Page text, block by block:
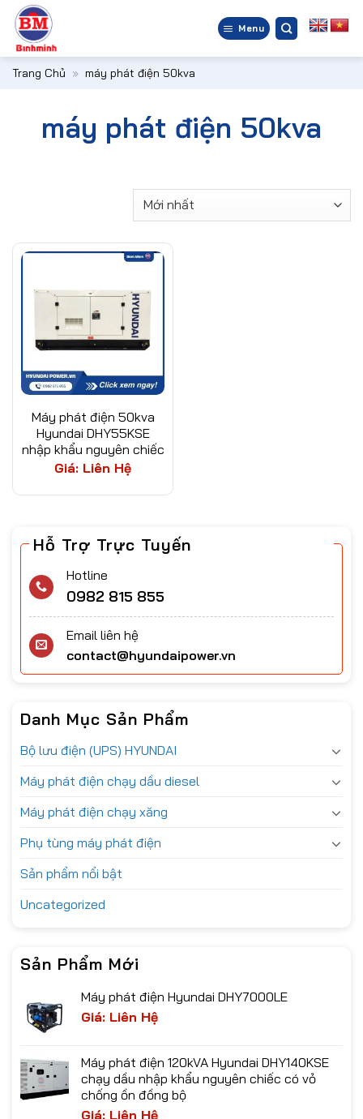
qua
nội
dung
Menu
Trang Chủ » máy phát điện 50kva
Hỗ Trợ Trực Tuyến
Hotline
0982 815 855
Email liên hệ
contact@hyundaipower.vn
Danh Mục Sản Phẩm
Bộ lưu điện (UPS) HYUNDAI
Máy phát điện chạy dầu diesel
Máy phát điện chạy xăng
Phụ tùng máy phát điện
Sản phẩm nổi bật
Uncategorized
Sản Phẩm Mới
Máy phát điện Hyundai DHY7000LE
Giá: Liên Hệ
Máy phát điện 120kVA Hyundai DHY140KSE
chạy dầu nhập khẩu nguyên chiếc có vỏ
chống ồn đồng bộ
Giá: Liên Hệ
máy phát điện 50kva
Máy phát điện 50kva
Hyundai DHY55KSE
nhập khẩu nguyên chiếc
Giá: Liên Hệ